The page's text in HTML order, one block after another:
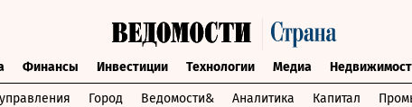
Финансы Инвестиции Технологии Медиа
Город Ведомости& Аналитика Капитал